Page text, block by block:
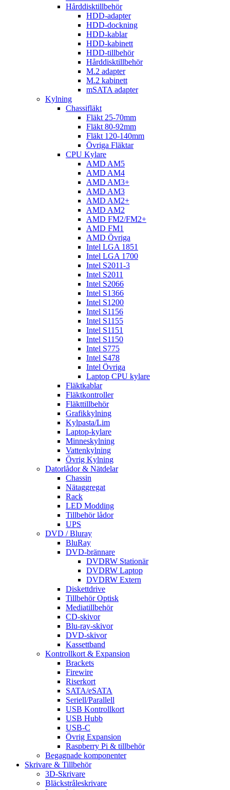
Hårddisktillbehör
HDD-adapter
HDD-dockning
HDD-kablar
HDD-kabinett
HDD-tillbehör
Hårddisktillbehör
M.2 adapter
M.2 kabinett
mSATA adapter
Kylning
Chassifläkt
Fläkt 25-70mm
Fläkt 80-92mm
Fläkt 120-140mm
Övriga Fläktar
CPU Kylare
AMD AM5
AMD AM4
AMD AM3+
AMD AM3
AMD AM2+
AMD AM2
AMD FM2/FM2+
AMD FM1
AMD Övriga
Intel LGA 1851
Intel LGA 1700
Intel S2011-3
Intel S2011
Intel S2066
Intel S1366
Intel S1200
Intel S1156
Intel S1155
Intel S1151
Intel S1150
Intel S775
Intel S478
Intel Övriga
Laptop CPU kylare
Fläktkablar
Fläktkontroller
Fläkttillbehör
Grafikkylning
Kylpasta/Lim
Laptop-kylare
Minneskylning
Vattenkylning
Övrig Kylning
Datorlådor & Nätdelar
Chassin
Nätaggregat
Rack
LED Modding
Tillbehör lådor
UPS
DVD / Bluray
BluRay
DVD-brännare
DVDRW Stationär
DVDRW Laptop
DVDRW Extern
Diskettdrive
Tillbehör Optisk
Mediatillbehör
CD-skivor
Blu-ray-skivor
DVD-skivor
Kassettband
Kontrollkort & Expansion
Brackets
Firewire
Riserkort
SATA/eSATA
Seriell/Parallell
USB Kontrollkort
USB Hubb
USB-C
Övrig Expansion
Raspberry Pi & tillbehör
Begagnade komponenter
Skrivare & Tillbehör
3D-Skrivare
Bläckstråleskrivare